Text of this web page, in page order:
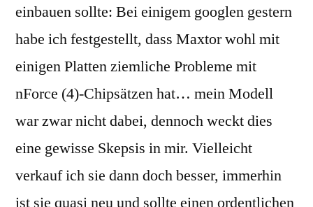
einbauen sollte: Bei einigem googlen gestern
habe ich festgestellt, dass Maxtor wohl mit
einigen Platten ziemliche Probleme mit
nForce (4)-Chipsätzen hat… mein Modell
war zwar nicht dabei, dennoch weckt dies
eine gewisse Skepsis in mir. Vielleicht
verkauf ich sie dann doch besser, immerhin
ist sie quasi neu und sollte einen ordentlichen